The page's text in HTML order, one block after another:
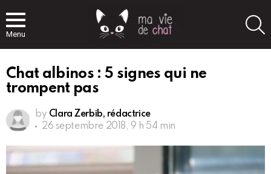
Menu
Chat albinos : 5 signes qui ne
trompent pas
by Clara Zerbib, rédactrice
26 septembre 2018, 9 h 54 min